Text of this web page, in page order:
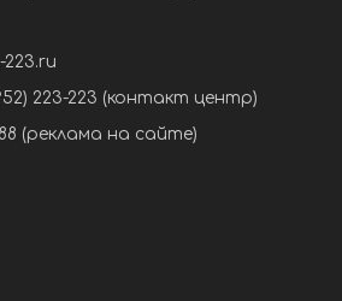
223.ru
223-223 (контакт центр)
(реклама на сайте)